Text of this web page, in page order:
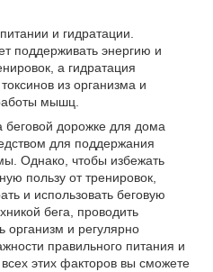
и гидратации.
поддерживать энергию и
а гидратация
из организма и
мышц.
беговой дорожке для дома
для поддержания
Однако, чтобы избежать
пользу от тренировок,
и использовать беговую
бега, проводить
организм и регулярно
правильного питания и
этих факторов вы сможете